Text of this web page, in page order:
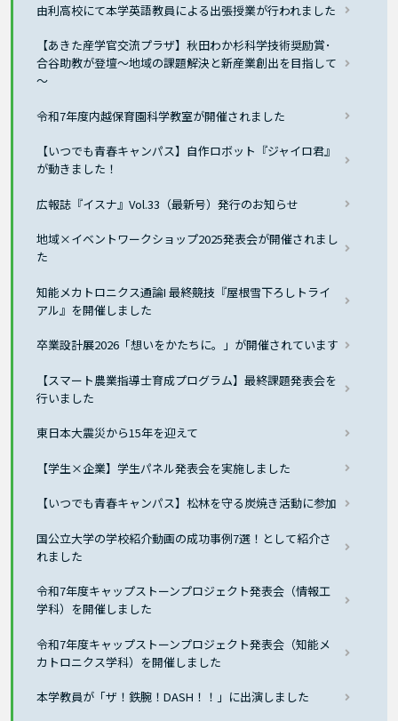
由利高校にて本学英語教員による出張授業が行われました
【あきた産学官交流プラザ】秋田わか杉科学技術奨励賞･
合谷助教が登壇～地域の課題解決と新産業創出を目指して
～
令和7年度内越保育園科学教室が開催されました
【いつでも青春キャンパス】自作ロボット『ジャイロ君』
が動きました！
広報誌『イスナ』Vol.33（最新号）発行のお知らせ
地域×イベントワークショップ2025発表会が開催されまし
た
知能メカトロニクス通論I 最終競技『屋根雪下ろしトライ
アル』を開催しました
卒業設計展2026「想いをかたちに。」が開催されています
【スマート農業指導士育成プログラム】最終課題発表会を
行いました
東日本大震災から15年を迎えて
【学生×企業】学生パネル発表会を実施しました
【いつでも青春キャンパス】松林を守る炭焼き活動に参加
国公立大学の学校紹介動画の成功事例7選！として紹介さ
れました
令和7年度キャップストーンプロジェクト発表会（情報工
学科）を開催しました
令和7年度キャップストーンプロジェクト発表会（知能メ
カトロニクス学科）を開催しました
本学教員が「ザ！鉄腕！DASH！！」に出演しました